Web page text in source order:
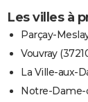
Les villes à
Parçay-
Vouvray
La Ville-aux-
Notre-Dame-